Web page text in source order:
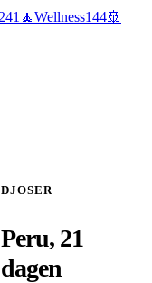
🧘Wellness144🚢
DJOSER
Peru, 21
dagen